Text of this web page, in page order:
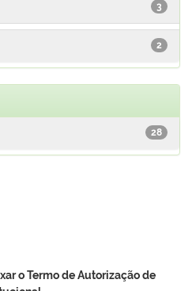
3
2
28
o Termo de Autorização de